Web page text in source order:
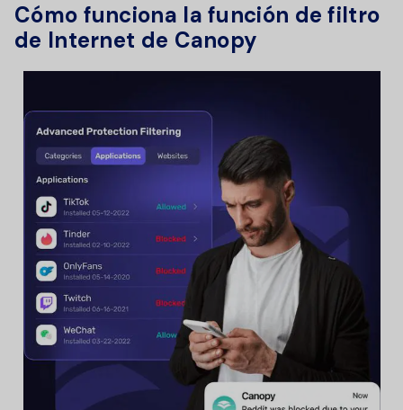
Cómo funciona la función de filtro
de Internet de Canopy